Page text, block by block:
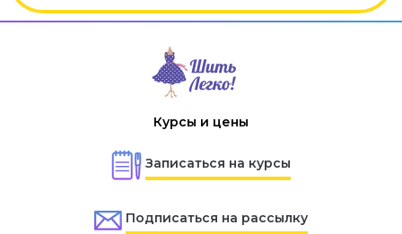
Курсы и цены
Записаться на курсы
Подписаться на рассылку